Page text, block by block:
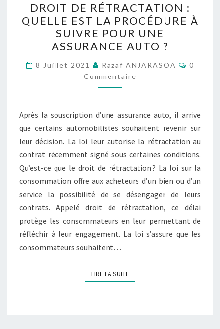
DE
RÉTRACTATION
:
QUELLE
EST
LA
PROCÉDURE
SUIVRE
POUR
UNE
ASSURANCE
AUTO
?
DROIT DE RÉTRACTATION :
QUELLE EST LA PROCÉDURE À
SUIVRE POUR UNE
ASSURANCE AUTO ?
8 Juillet 2021 Razaf ANJARASOA
0
Commentaire
Après la souscription d’une assurance auto, il arrive
que certains automobilistes souhaitent revenir sur
leur décision. La loi leur autorise la rétractation au
contrat récemment signé sous certaines conditions.
Qu’est-ce que le droit de rétractation ? La loi sur la
consommation offre aux acheteurs d’un bien ou d’un
service la possibilité de se désengager de leurs
contrats. Appelé droit de rétractation, ce délai
protège les consommateurs en leur permettant de
réfléchir à leur engagement. La loi s’assure que les
consommateurs souhaitent…
LIRE LA SUITELIRE LA SUITE